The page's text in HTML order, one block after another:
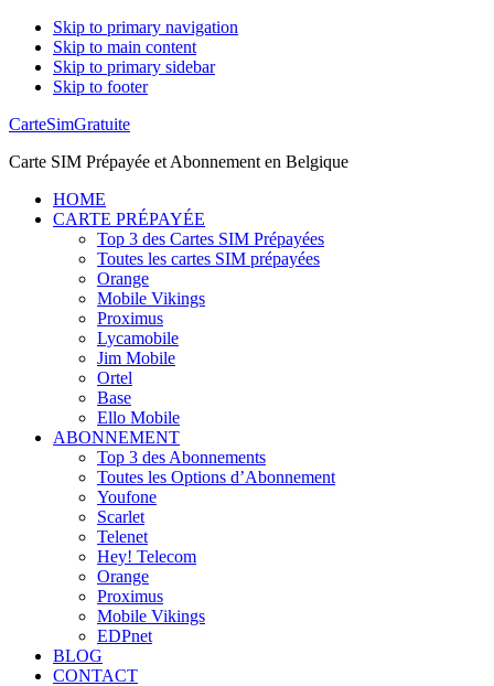
Skip to primary navigation
Skip to main content
Skip to primary sidebar
Skip to footer
CarteSimGratuite
Carte SIM Prépayée et Abonnement en Belgique
HOME
CARTE PRÉPAYÉE
Top 3 des Cartes SIM Prépayées
Toutes les cartes SIM prépayées
Orange
Mobile Vikings
Proximus
Lycamobile
Jim Mobile
Ortel
Base
Ello Mobile
ABONNEMENT
Top 3 des Abonnements
Toutes les Options d’Abonnement
Youfone
Scarlet
Telenet
Hey! Telecom
Orange
Proximus
Mobile Vikings
EDPnet
BLOG
CONTACT